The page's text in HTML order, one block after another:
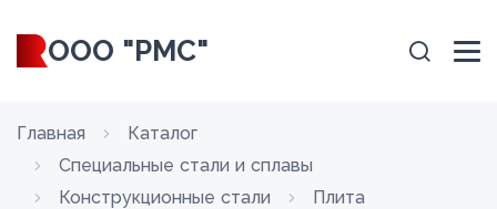
ООО "РМС"
Главная
Каталог
Специальные стали и сплавы
Конструкционные стали
Плита